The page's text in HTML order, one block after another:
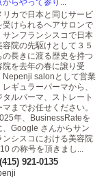
からやって参り...
リカで日本と同じサービ
受けられるヘアサロンで
サンフランシスコで日本
容院の先駆けとして３５
の長きに渡る歴史を持つ
院を去年の春に譲り受
Nepenji salonとして営業
レギュラーパーマから、
タルパーマ、ストレート
マまでお任せください。
年、BusinessRateを
、Google さんからサン
ンシスコにおける美容院
の称号を頂きまし...
921-0135